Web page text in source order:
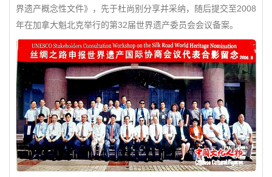
界遗产概念性文件》，先于杜尚别分享并采纳，随后提交至2008
年在加拿大魁北克举行的第32届世界遗产委员会会议备案。